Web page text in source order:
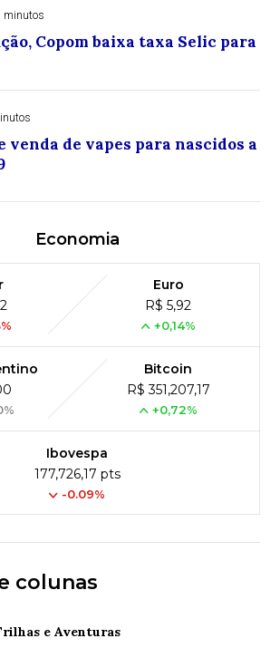
minutos
Copom baixa taxa Selic para
venda de vapes para nascidos a
Economia
Euro
R$ 5,92
+0,14%
Bitcoin
R$ 351,207,17
+0,72%
Ibovespa
177,726,17 pts
-0.09%
colunas
e Aventuras